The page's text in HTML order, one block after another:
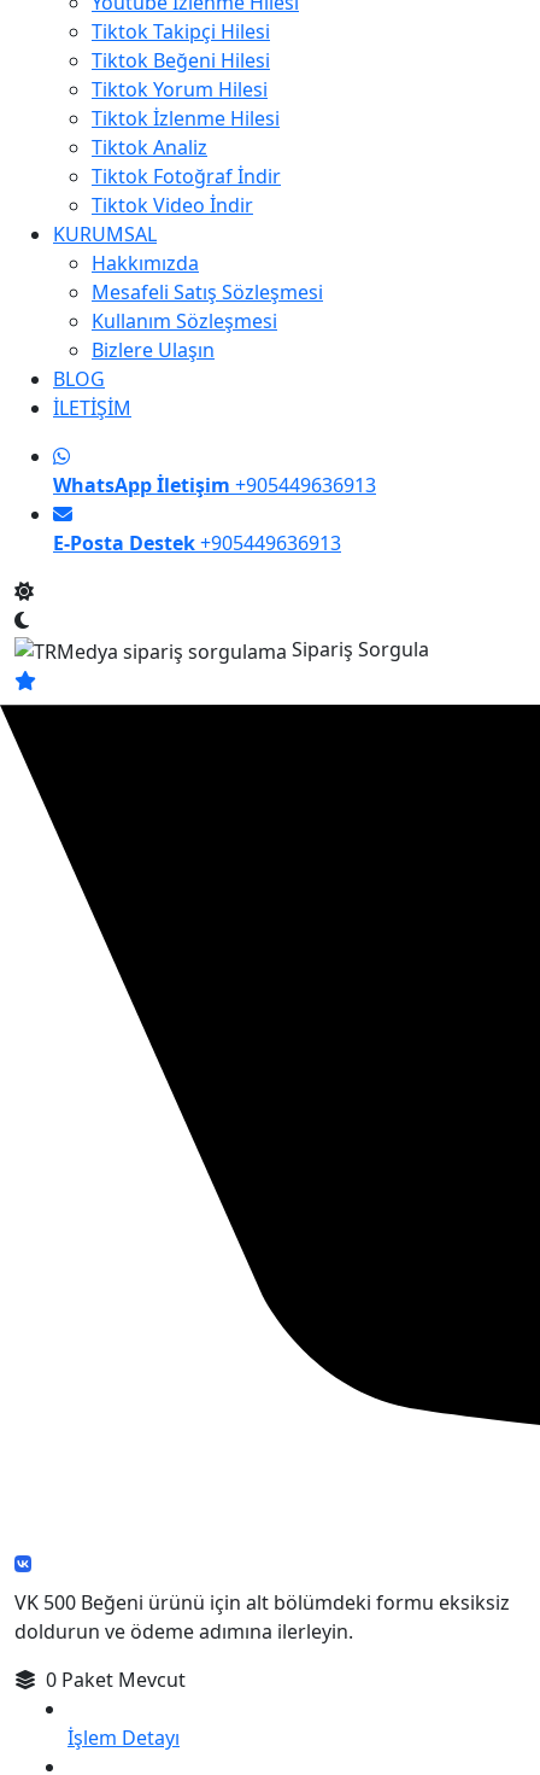
Tiktok Takipçi Hilesi
Tiktok Beğeni Hilesi
Tiktok Yorum Hilesi
Tiktok İzlenme Hilesi
Tiktok Analiz
Tiktok Fotoğraf İndir
Tiktok Video İndir
KURUMSAL
Hakkımızda
Mesafeli Satış Sözleşmesi
Kullanım Sözleşmesi
Bizlere Ulaşın
BLOG
İLETİŞİM
WhatsApp İletişim +905449636913
E-Posta Destek+905449636913
Sipariş Sorgula
VK 500 Beğeni ürünü için alt bölümdeki formu eksiksiz
doldurun ve ödeme adımına ilerleyin.
0 Paket Mevcut
İşlem Detayı